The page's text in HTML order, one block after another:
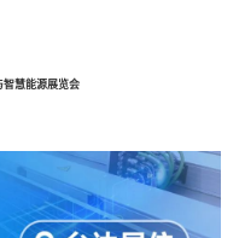
慧能源展览会